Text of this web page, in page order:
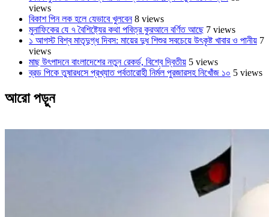
views
বিকাশ পিন লক হলে যেভাবে খুলবেন 8 views
মুনাফিকের যে ৭ বৈশিষ্ট্যের কথা পবিত্র কুরআনে বর্ণিত আছে 7 views
১ আগস্ট বিশ্ব মাতৃদুগ্ধ দিবস: মায়ের দুধ শিশুর সবচেয়ে উৎকৃষ্ট খাবার ও পানীয় 7
views
মাছ উৎপাদনে বাংলাদেশের নতুন রেকর্ড, বিশ্বে দ্বিতীয় 5 views
ব্রড পিকে তুষারধসে প্রখ্যাত পর্বতারোহী নির্মল ‍পুরজারসহ নিখোঁজ ১০ 5 views
আরো পড়ুন